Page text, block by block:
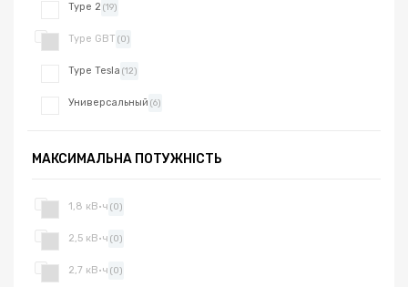
Type 2 (19)
Type GBT (0)
Type Tesla (12)
Универсальный (6)
МАКСИМАЛЬНА ПОТУЖНІСТЬ
1,8 кВ·ч (0)
2,5 кВ·ч (0)
2,7 кВ·ч (0)